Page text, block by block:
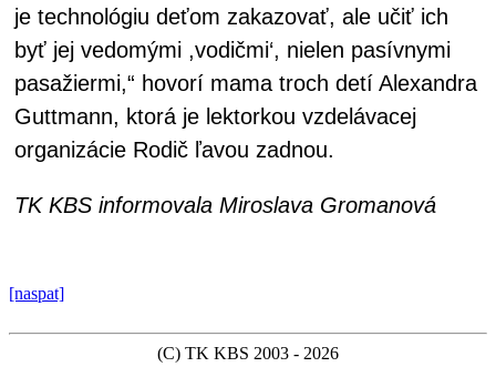
je technológiu deťom zakazovať, ale učiť ich
byť jej vedomými ,vodičmi‘, nielen pasívnymi
pasažiermi,“ hovorí mama troch detí Alexandra
Guttmann, ktorá je lektorkou vzdelávacej
organizácie Rodič ľavou zadnou.
TK KBS informovala Miroslava Gromanová
[naspat]
(C) TK KBS 2003 - 2026